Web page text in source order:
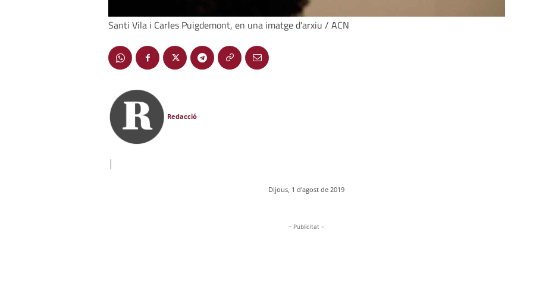
Santi Vila i Carles Puigdemont, en una imatge d'arxiu / ACN
Redacció
|
Dijous, 1 d'agost de 2019
- Publicitat -